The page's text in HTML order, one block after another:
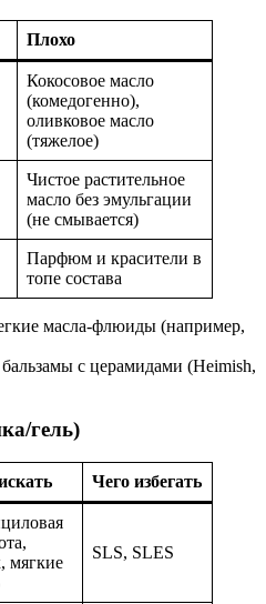
Плохо
Кокосовое масло
(комедогенно),
оливковое масло
(тяжелое)
Чистое растительное
масло без эмульгации
(не смывается)
Парфюм и красители в
топе состава
масла-флюиды (например,
бальзамы с церамидами (Heimish,
гель)
Чего избегать
мягкие
SLS, SLES